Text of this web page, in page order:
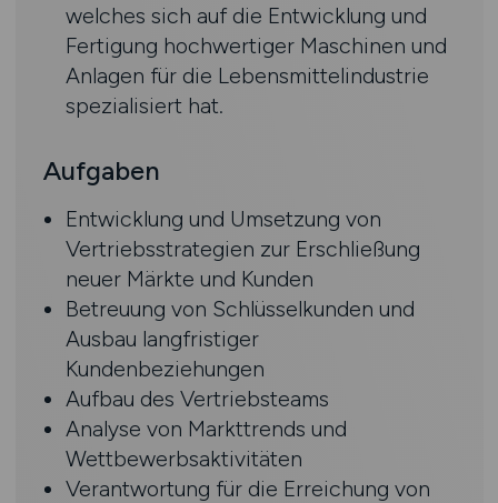
welches sich auf die Entwicklung und
Fertigung hochwertiger Maschinen und
Anlagen für die Lebensmittelindustrie
spezialisiert hat.
Aufgaben
Entwicklung und Umsetzung von
Vertriebsstrategien zur Erschließung
neuer Märkte und Kunden
Betreuung von Schlüsselkunden und
Ausbau langfristiger
Kundenbeziehungen
Aufbau des Vertriebsteams
Analyse von Markttrends und
Wettbewerbsaktivitäten
Verantwortung für die Erreichung von